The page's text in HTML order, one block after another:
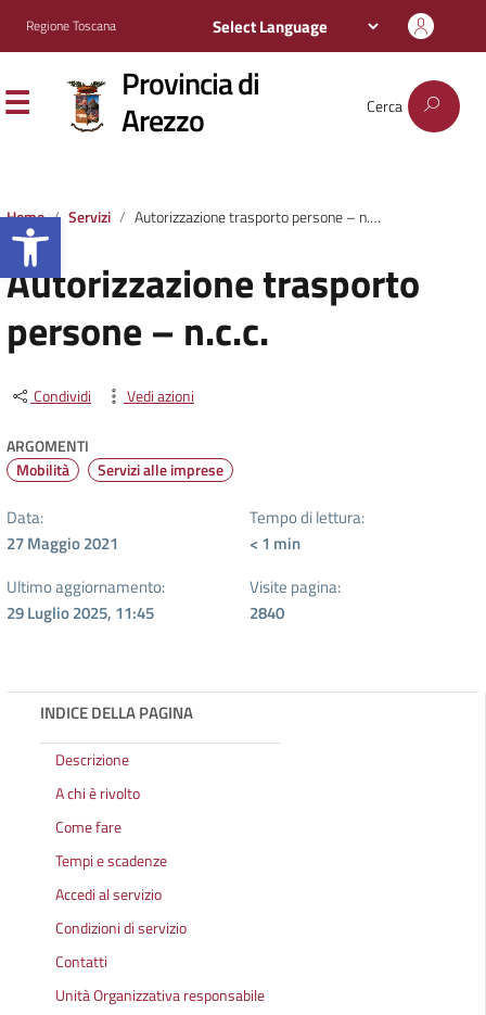
Apri la barra degli strumenti
Regione Toscana
Provincia di
Arezzo Cerca
Home Servizi Autorizzazione trasporto persone – n.c.c.
Autorizzazione trasporto
persone – n.c.c.
Condividi Vedi azioni
ARGOMENTI
Mobilità Servizi alle imprese
Data:
27 Maggio 2021
Tempo di lettura:
< 1 min
Ultimo aggiornamento:
29 Luglio 2025, 11:45
Visite pagina:
2840
INDICE DELLA PAGINA
Descrizione
A chi è rivolto
Come fare
Tempi e scadenze
Accedi al servizio
Condizioni di servizio
Contatti
Unità Organizzativa responsabile